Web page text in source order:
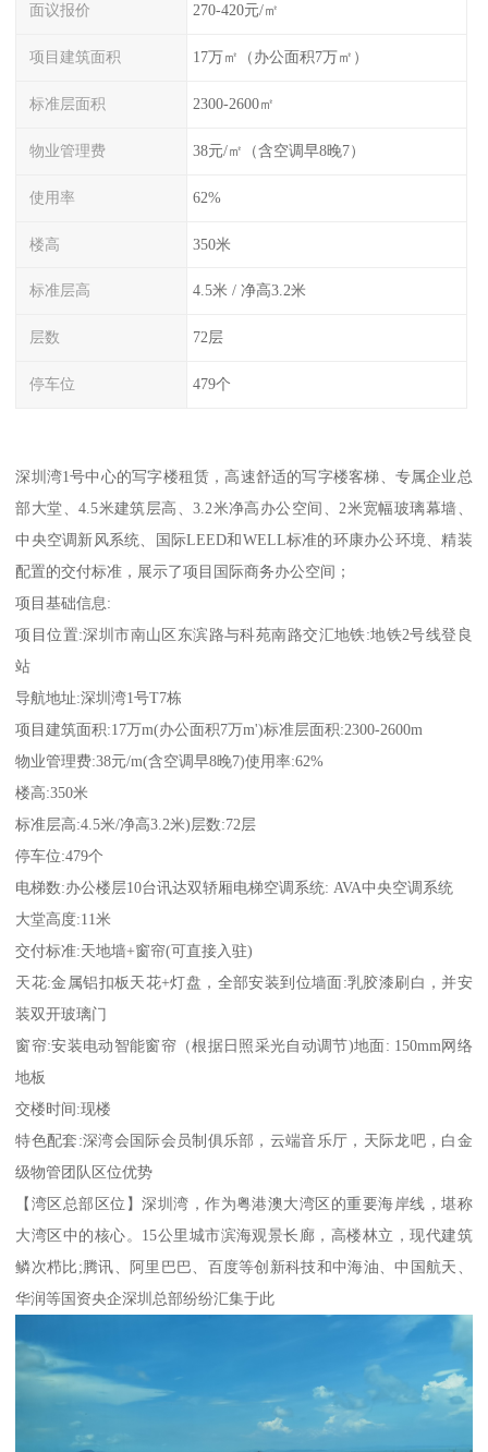
面议报价 270-420元/㎡
项目建筑面积 17万㎡（办公面积7万㎡）
标准层面积 2300-2600㎡
物业管理费 38元/㎡（含空调早8晚7）
使用率 62%
楼高 350米
标准层高 4.5米 / 净高3.2米
层数 72层
停车位 479个
深圳湾1号中心的写字楼租赁，高速舒适的写字楼客梯、专属企业总
部大堂、4.5米建筑层高、3.2米净高办公空间、2米宽幅玻璃幕墙、
中央空调新风系统、国际LEED和WELL标准的环康办公环境、精装
配置的交付标准，展示了项目国际商务办公空间；
项目基础信息:
项目位置:深圳市南山区东滨路与科苑南路交汇地铁:地铁2号线登良
站
导航地址:深圳湾1号T7栋
项目建筑面积:17万m(办公面积7万m')标准层面积:2300-2600m
物业管理费:38元/m(含空调早8晚7)使用率:62%
楼高:350米
标准层高:4.5米/净高3.2米)层数:72层
停车位:479个
电梯数:办公楼层10台讯达双轿厢电梯空调系统: AVA中央空调系统
大堂高度:11米
交付标准:天地墙+窗帘(可直接入驻)
天花:金属铝扣板天花+灯盘，全部安装到位墙面:乳胶漆刷白，并安
装双开玻璃门
窗帘:安装电动智能窗帘（根据日照采光自动调节)地面: 150mm网络
地板
交楼时间:现楼
特色配套:深湾会国际会员制俱乐部，云端音乐厅，天际龙吧，白金
级物管团队区位优势
【湾区总部区位】深圳湾，作为粤港澳大湾区的重要海岸线，堪称
大湾区中的核心。15公里城市滨海观景长廊，高楼林立，现代建筑
鳞次栉比;腾讯、阿里巴巴、百度等创新科技和中海油、中国航天、
华润等国资央企深圳总部纷纷汇集于此